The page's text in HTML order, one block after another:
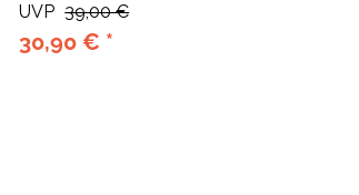
One Size
30,90 € *
UVP 39,00 €